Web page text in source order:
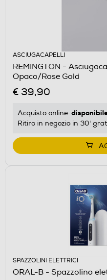
ASCIUGACAPELLI
REMINGTON -
Opaco/Rose Gold
€ 39,90
Acquisto online:
Ritiro in negozio in 30'
SPAZZOLINI ELETTRICI
ORAL-B - Spazzolino